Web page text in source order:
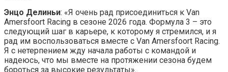
Энцо Делиньи: «Я очень рад присоединиться к Van
Amersfoort Racing в сезоне 2026 года. Формула 3 – это
следующий шаг в карьере, к которому я стремился, и я
рад им воспользоваться вместе с Van Amersfoort Racing.
Я с нетерпением жду начала работы с командой и
надеюсь, что мы вместе на протяжении сезона будем
бороться за высокие результаты».